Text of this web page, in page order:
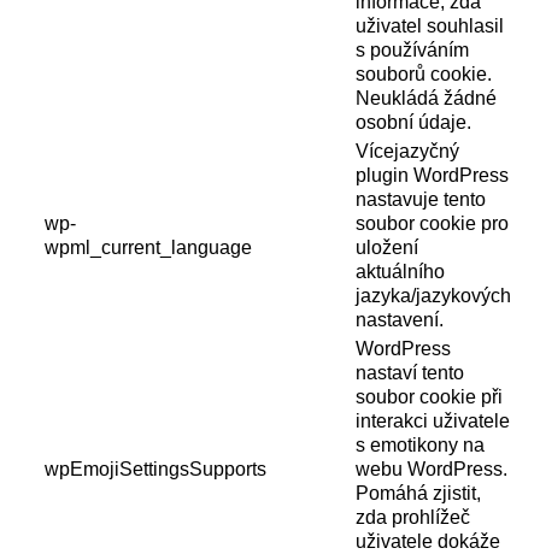
uživatel souhlasil
s používáním
souborů cookie.
Neukládá žádné
osobní údaje.
wp-
wpml_current_language
Vícejazyčný
plugin WordPress
nastavuje tento
soubor cookie pro
uložení
aktuálního
jazyka/jazykových
nastavení.
wpEmojiSettingsSupports
WordPress
nastaví tento
soubor cookie při
interakci uživatele
s emotikony na
webu WordPress.
Pomáhá zjistit,
zda prohlížeč
uživatele dokáže